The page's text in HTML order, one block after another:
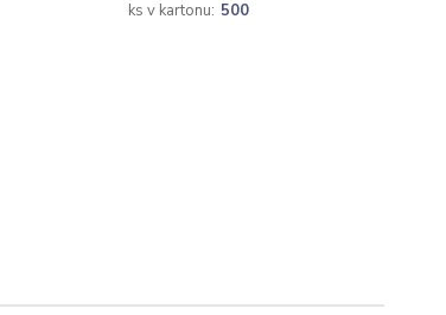
ks v kartonu: 500